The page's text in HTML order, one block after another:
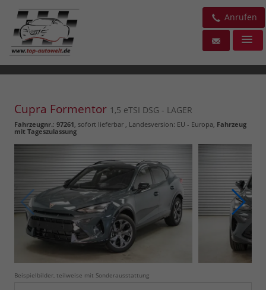
Anrufen
Cupra Formentor 1,5 eTSI DSG - LAGER
Fahrzeugnr.: 97261 sofort lieferbar , Landesversion: EU - Europa, Fahrzeug
mit Tageszulassung
Beispielbilder, teilweise mit Sonderausstattung